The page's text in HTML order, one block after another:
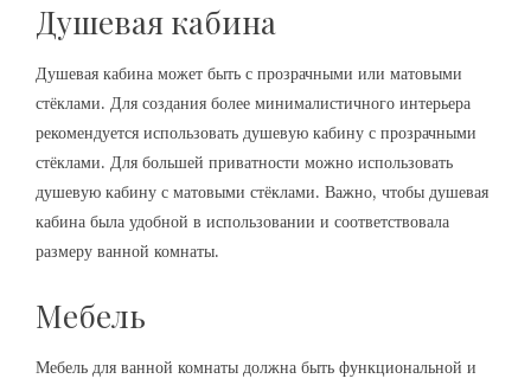
Душевая кабина
Душевая кабина может быть с прозрачными или матовыми
стёклами. Для создания более минималистичного интерьера
рекомендуется использовать душевую кабину с прозрачными
стёклами. Для большей приватности можно использовать
душевую кабину с матовыми стёклами. Важно, чтобы душевая
кабина была удобной в использовании и соответствовала
размеру ванной комнаты.
Мебель
Мебель для ванной комнаты должна быть функциональной и